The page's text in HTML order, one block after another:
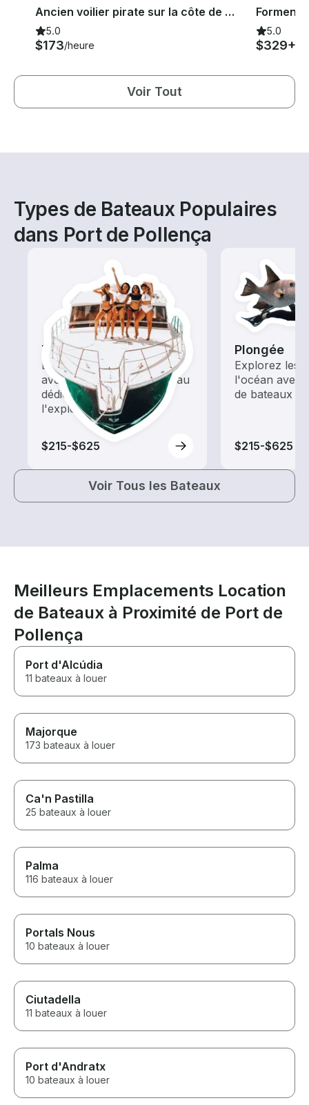
Ancien voilier pirate sur la côte de Pollença, Majorque.
5.0
$173/heure
5.0
$329+
Voir Tout
Types de Bateaux Populaires
dans Port de Pollença
Tours
Explorez les eaux locales
avec une location de bateau
dédiée au tourisme et à
l'exploration
$215-$625
Plongée
Explorez les
l'océan avec
de bateaux
$215-$625
Voir Tous les Bateaux
Meilleurs Emplacements Location
de Bateaux à Proximité de Port de
Pollença
Port d'Alcúdia
11 bateaux à louer
Majorque
173 bateaux à louer
Ca'n Pastilla
25 bateaux à louer
Palma
116 bateaux à louer
Portals Nous
10 bateaux à louer
Ciutadella
11 bateaux à louer
Port d'Andratx
10 bateaux à louer